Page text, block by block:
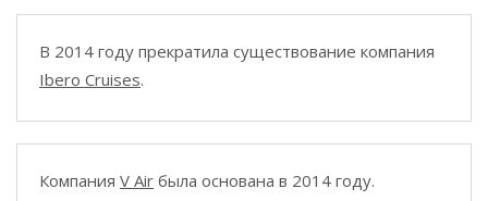
В 2014 году прекратила существование компания
Ibero Cruises.
Компания V Air была основана в 2014 году.